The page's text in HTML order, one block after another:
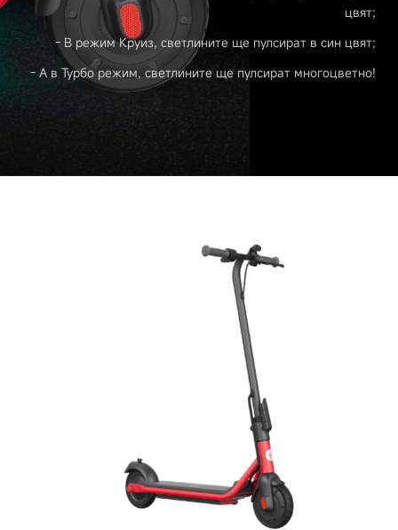
цвят;
- В режим Круиз, светлините ще пулсират в син цвят;
- А в Турбо режим, светлините ще пулсират многоцветно!